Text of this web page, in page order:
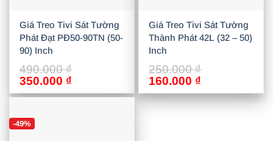
Giá Treo Tivi Sát Tường
Phát Đạt PĐ50-90TN (50-
90) Inch
490.000₫
Giá
gốc
490.000 ₫.
350.000 ₫
hiện
Giá Treo Tivi Sát Tường
Thành Phát 42L (32 – 50)
Inch
250.000₫
Giá
gốc
là:
160.000 ₫
hiện
tại
-49%